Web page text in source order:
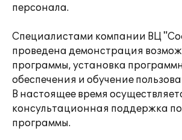
персонала.
Специалистами компании ВЦ
проведена демонстрация
программы, установка
обеспечения и обучение
В настоящее время
консультационная поддержка
программы.